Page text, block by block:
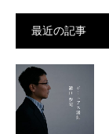
最近の記事